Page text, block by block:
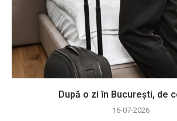
După o zi în București, de
16-07-2026